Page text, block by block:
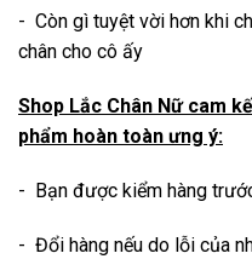
- Còn gì tuyệt vời hơn khi
chân cho cô ấy
Shop Lắc Chân Nữ cam
phẩm hoàn toàn ưng ý:
- Bạn được kiểm hàng
- Đổi hàng nếu do lỗi của